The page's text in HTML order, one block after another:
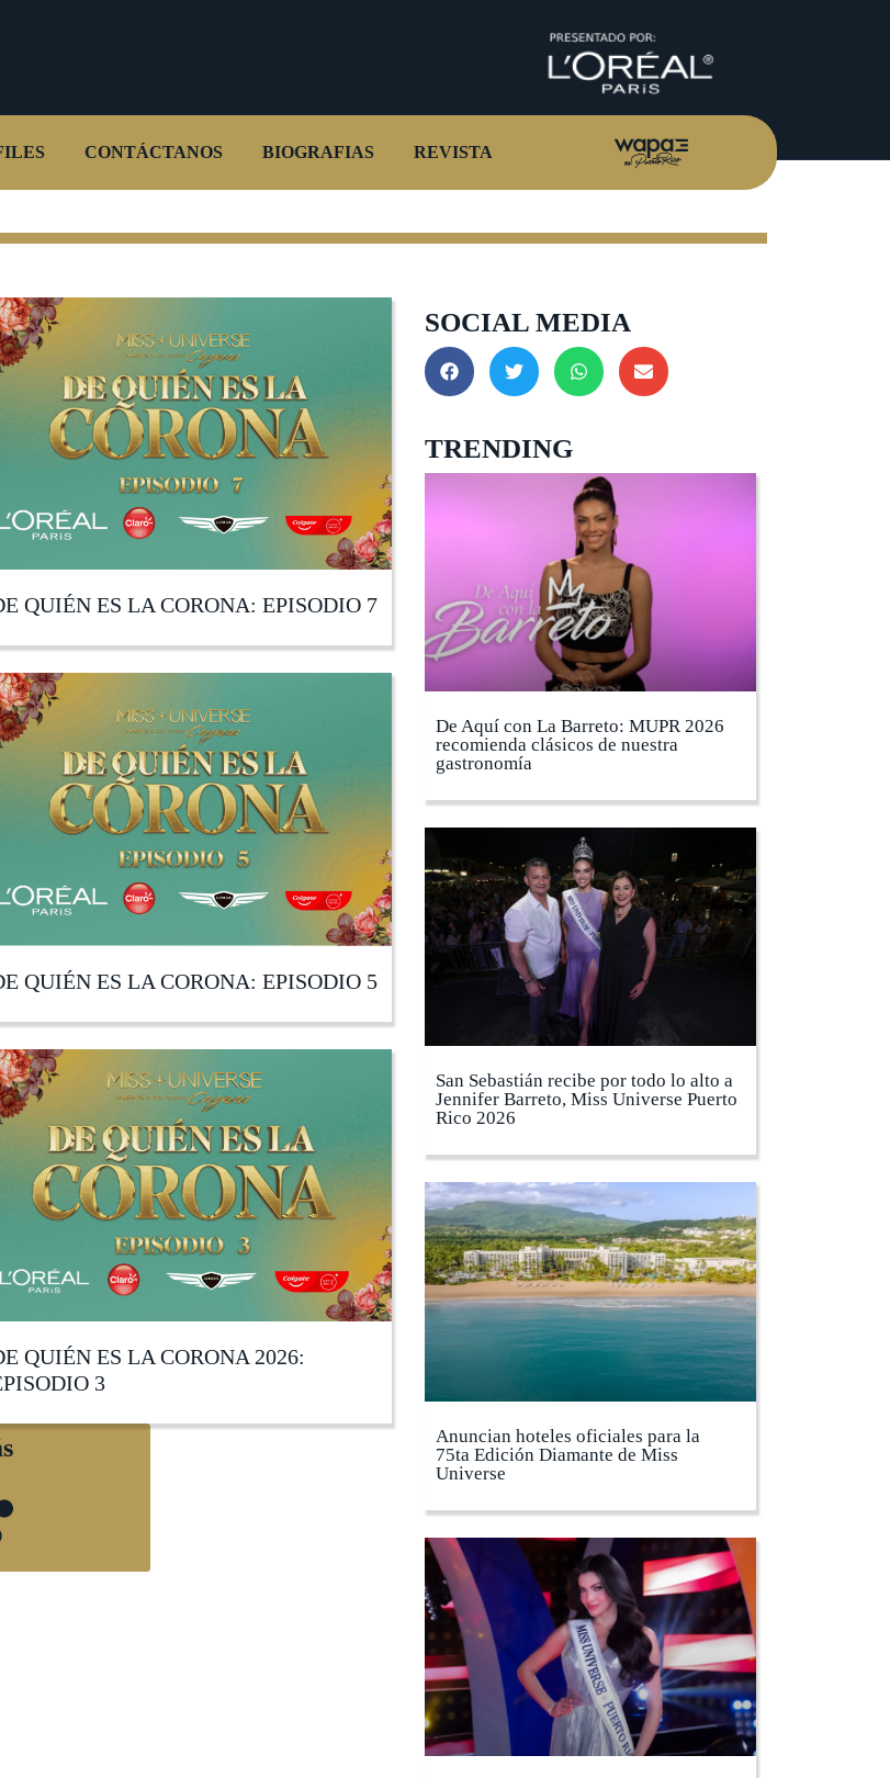
CONTÁCTANOS BIOGRAFIAS REVISTA
QUIÉN ES LA CORONA: EPISODIO 7
QUIÉN ES LA CORONA: EPISODIO 5
QUIÉN ES LA CORONA 2026:
3
SOCIAL MEDIA
TRENDING
De Aquí con La Barreto: MUPR 2026
recomienda clásicos de nuestra
gastronomía
San Sebastián recibe por todo lo alto a
Jennifer Barreto, Miss Universe Puerto
Rico 2026
Anuncian hoteles oficiales para la
75ta Edición Diamante de Miss
Universe